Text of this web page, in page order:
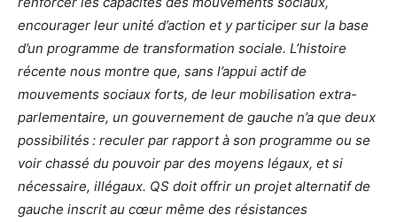
encourager leur unité d’action et y participer sur la base
d’un programme de transformation sociale. L’histoire
récente nous montre que, sans l’appui actif de
mouvements sociaux forts, de leur mobilisation extra-
parlementaire, un gouvernement de gauche n’a que deux
possibilités : reculer par rapport à son programme ou se
voir chassé du pouvoir par des moyens légaux, et si
nécessaire, illégaux. QS doit offrir un projet alternatif de
gauche inscrit au cœur même des résistances